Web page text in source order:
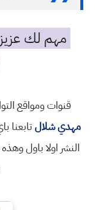
مهم لك
قنوات ومواقع
مهدي شلالتابعنا
النشر اولا باول